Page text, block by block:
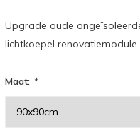
Upgrade oude
lichtkoepel renovatiemodule
Maat: *